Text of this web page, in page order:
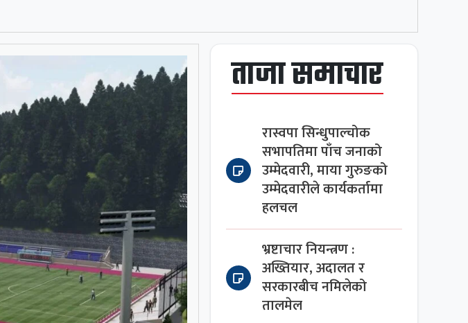
ताजा समाचार
रास्वपा सिन्धुपाल्चोक
सभापतिमा पाँच जनाको
उम्मेदवारी, माया गुरुङको
उम्मेदवारीले कार्यकर्तामा
हलचल
भ्रष्टाचार नियन्त्रण :
अख्तियार, अदालत र
सरकारबीच नमिलेको
तालमेल